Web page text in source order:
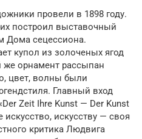
провели в 1898 году.
построил выставочный
Дома сецессиона.
купол из золоченых ягод
же орнамент рассыпан
цвет, волны были
Главный вход
Zeit Ihre Kunst — Der Kunst
искусству — своя
критика Людвига